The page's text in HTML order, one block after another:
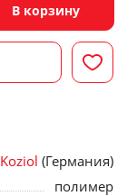
В корзину
Koziol (Германия)
полимер